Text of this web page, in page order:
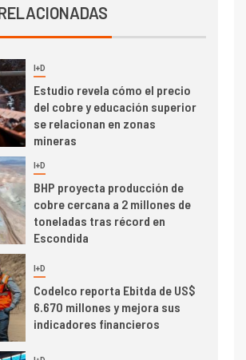
Cochilco: precio del cobre
de concentrados
I+D
Estudio revela cómo el precio
del cobre y educación superior
se relacionan en zonas
mineras
I+D
BHP proyecta producción de
cobre cercana a 2 millones de
toneladas tras récord en
Escondida
I+D
Codelco reporta Ebitda de US$
6.670 millones y mejora sus
indicadores financieros